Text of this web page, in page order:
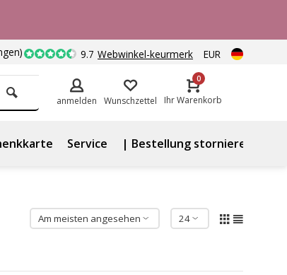
9.7 Webwinkel-keurmerk EUR
anmelden Wunschzettel
0
Ihr Warenkorb
Service | Bestellung stornieren